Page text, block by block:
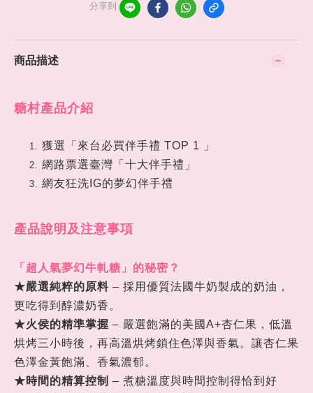
分享到
商品描述
糖村產品介紹
獲選「來台必買伴手禮 TOP 1 」
網路票選臺灣「十大伴手禮」
網友狂洗IG的夢幻伴手禮
產品說明及注意事項
「超人氣夢幻牛軋糖」的秘密 ？
★嚴選純粹的原料 – 採用優質法國牛奶製成的奶油，
更吃得到醇濃奶香。
★火侯的精準掌握 – 嚴選飽滿的美國A+杏仁果，低溫
烘烤三小時後，再高溫烘烤鎖住色澤與香氣。讓杏仁果
色澤金黃飽滿、香氣濃郁。
★時間的精算控制 – 煮糖溫度與時間控制得恰到好